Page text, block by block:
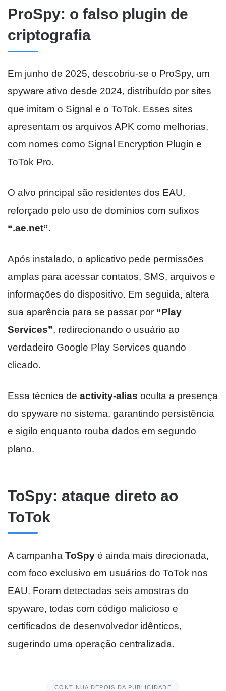
ProSpy: o falso plugin de
criptografia
Em junho de 2025, descobriu-se o ProSpy, um
spyware ativo desde 2024, distribuído por sites
que imitam o Signal e o ToTok. Esses sites
apresentam os arquivos APK como melhorias,
com nomes como Signal Encryption Plugin e
ToTok Pro.
O alvo principal são residentes dos EAU,
reforçado pelo uso de domínios com sufixos
“.ae.net”.
Após instalado, o aplicativo pede permissões
amplas para acessar contatos, SMS, arquivos e
informações do dispositivo. Em seguida, altera
sua aparência para se passar por “Play
Services”, redirecionando o usuário ao
verdadeiro Google Play Services quando
clicado.
Essa técnica de activity-alias oculta a presença
do spyware no sistema, garantindo persistência
e sigilo enquanto rouba dados em segundo
plano.
ToSpy: ataque direto ao
ToTok
A campanha ToSpy é ainda mais direcionada,
com foco exclusivo em usuários do ToTok nos
EAU. Foram detectadas seis amostras do
spyware, todas com código malicioso e
certificados de desenvolvedor idênticos,
sugerindo uma operação centralizada.
CONTINUA DEPOIS DA PUBLICIDADE